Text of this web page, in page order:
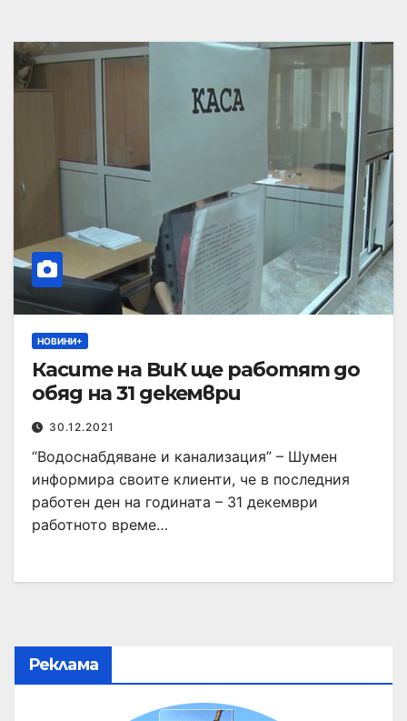
НОВИНИ+
Касите на ВиК ще работят до
обяд на 31 декември
30.12.2021
“Водоснабдяване и канализация” – Шумен
информира своите клиенти, че в последния
работен ден на годината – 31 декември
работното време…
Реклама